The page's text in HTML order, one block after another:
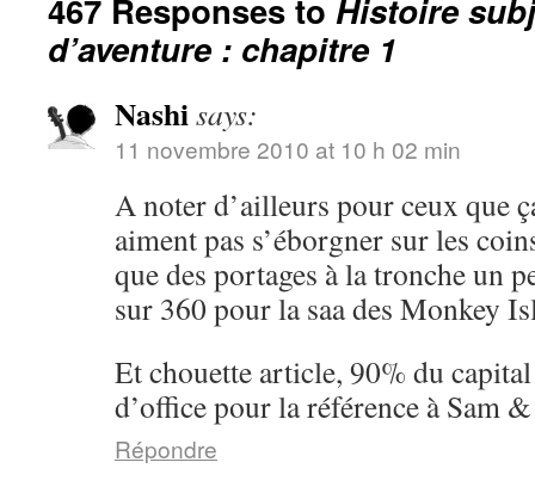
467 Responses to Histoire
d’aventure : chapitre 1
Nashisays:
11 novembre 2010 at 10 h 02 min
A noter d’ailleurs pour ceux que
aiment pas s’éborgner sur les
que des portages à la tronche un
sur 360 pour la saa des Monkey
Et chouette article, 90% du
d’office pour la référence à Sam
Répondre